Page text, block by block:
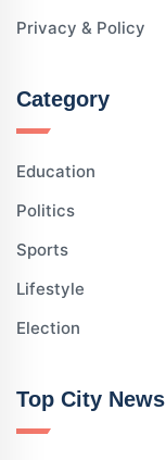
Privacy & Policy
Category
Education
Politics
Sports
Lifestyle
Election
Top City News